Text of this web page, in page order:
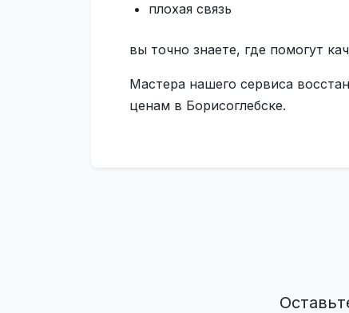
плохая связь
вы точно знаете, где помогут
Мастера нашего сервиса
ценам в Борисоглебске.